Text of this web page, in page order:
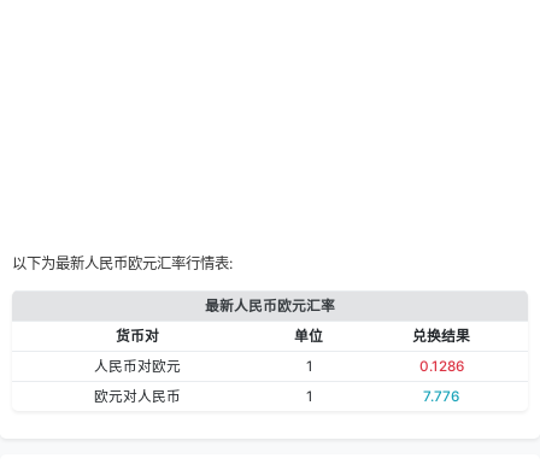
以下为最新人民币欧元汇率行情表:
最新人民币欧元汇率
货币对
单位
兑换结果
人民币对欧元
1
0.1286
欧元对人民币
1 7.776